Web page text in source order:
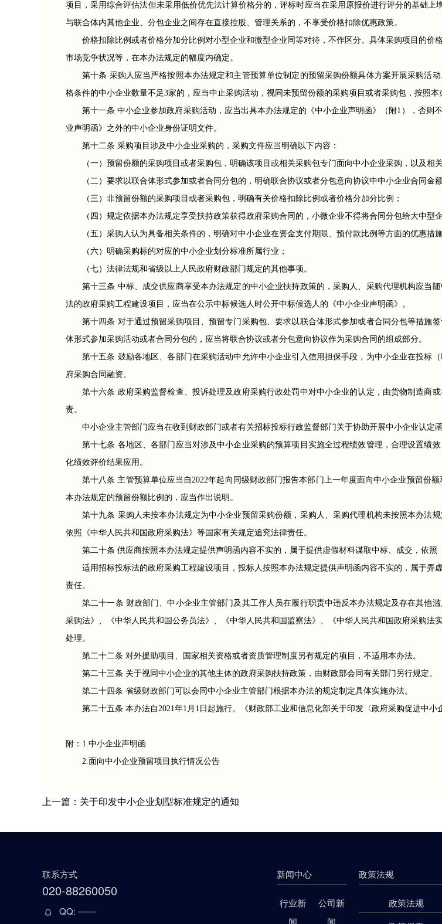
项目，采用综合评估法但未采用低价优先法计算价格分的，评标时应当在采用原报价进行评分的基础
与联合体内其他企业、分包企业之间存在直接控股、管理关系的，不享受价格扣除优惠政策。
价格扣除比例或者价格分加分比例对小型企业和微型企业同等对待，不作区分。具体采购项目的价
市场竞争状况等，在本办法规定的幅度内确定。
第十条 采购人应当严格按照本办法规定和主管预算单位制定的预留采购份额具体方案开展采购活
格条件的中小企业数量不足3家的，应当中止采购活动，视同未预留份额的采购项目或者采购包，按照本
第十一条 中小企业参加政府采购活动，应当出具本办法规定的《中小企业声明函》（附1），否
业声明函》之外的中小企业身份证明文件。
第十二条 采购项目涉及中小企业采购的，采购文件应当明确以下内容：
（一）预留份额的采购项目或者采购包，明确该项目或相关采购包专门面向中小企业采购，以及相
（二）要求以联合体形式参加或者合同分包的，明确联合协议或者分包意向协议中中小企业合同金
（三）非预留份额的采购项目或者采购包，明确有关价格扣除比例或者价格分加分比例；
（四）规定依据本办法规定享受扶持政策获得政府采购合同的，小微企业不得将合同分包给大中型
（五）采购人认为具备相关条件的，明确对中小企业在资金支付期限、预付款比例等方面的优惠措施
（六）明确采购标的对应的中小企业划分标准所属行业；
（七）法律法规和省级以上人民政府财政部门规定的其他事项。
第十三条 中标、成交供应商享受本办法规定的中小企业扶持政策的，采购人、采购代理机构应当
法的政府采购工程建设项目，应当在公示中标候选人时公开中标候选人的《中小企业声明函》。
第十四条 对于通过预留采购项目、预留专门采购包、要求以联合体形式参加或者合同分包等措施
体形式参加采购活动或者合同分包的，应当将联合协议或者分包意向协议作为采购合同的组成部分。
第十五条 鼓励各地区、各部门在采购活动中允许中小企业引入信用担保手段，为中小企业在投标
府采购合同融资。
第十六条 政府采购监督检查、投诉处理及政府采购行政处罚中对中小企业的认定，由货物制造商
责。
中小企业主管部门应当在收到财政部门或者有关招标投标行政监督部门关于协助开展中小企业认定
第十七条 各地区、各部门应当对涉及中小企业采购的预算项目实施全过程绩效管理，合理设置绩
化绩效评价结果应用。
第十八条 主管预算单位应当自2022年起向同级财政部门报告本部门上一年度面向中小企业预留份
本办法规定的预留份额比例的，应当作出说明。
第十九条 采购人未按本办法规定为中小企业预留采购份额，采购人、采购代理机构未按照本办法
依照《中华人民共和国政府采购法》等国家有关规定追究法律责任。
第二十条 供应商按照本办法规定提供声明函内容不实的，属于提供虚假材料谋取中标、成交，依照
适用招标投标法的政府采购工程建设项目，投标人按照本办法规定提供声明函内容不实的，属于
责任。
第二十一条 财政部门、中小企业主管部门及其工作人员在履行职责中违反本办法规定及存在其他
采购法》、《中华人民共和国公务员法》、《中华人民共和国监察法》、《中华人民共和国政府采购
处理。
第二十二条 对外援助项目、国家相关资格或者资质管理制度另有规定的项目，不适用本办法。
第二十三条 关于视同中小企业的其他主体的政府采购扶持政策，由财政部会同有关部门另行规定。
第二十四条 省级财政部门可以会同中小企业主管部门根据本办法的规定制定具体实施办法。
第二十五条 本办法自2021年1月1日起施行。《财政部工业和信息化部关于印发〈政府采购促进中小
附：1.中小企业声明函
2.面向中小企业预留项目执行情况公告
上一篇：关于印发中小企业划型标准规定的通知
联系方式
020-88260050
QQ: ——
新闻中心
行业新
闻
公司新
闻
政策法规
政策法规